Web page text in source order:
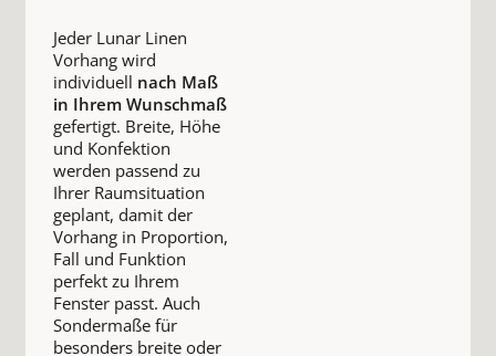
Jeder Lunar Linen
Vorhang wird
individuell nach Maß
in Ihrem Wunschmaß
gefertigt. Breite, Höhe
und Konfektion
werden passend zu
Ihrer Raumsituation
geplant, damit der
Vorhang in Proportion,
Fall und Funktion
perfekt zu Ihrem
Fenster passt. Auch
Sondermaße für
besonders breite oder